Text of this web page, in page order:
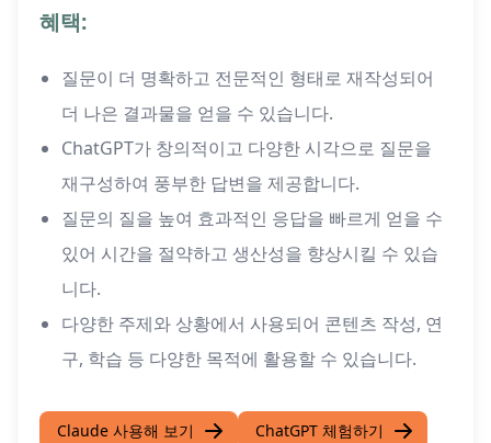
혜택:
질문이 더 명확하고 전문적인 형태로 재작성되어
더 나은 결과물을 얻을 수 있습니다.
ChatGPT가 창의적이고 다양한 시각으로 질문을
재구성하여 풍부한 답변을 제공합니다.
질문의 질을 높여 효과적인 응답을 빠르게 얻을 수
있어 시간을 절약하고 생산성을 향상시킬 수 있습
니다.
다양한 주제와 상황에서 사용되어 콘텐츠 작성, 연
구, 학습 등 다양한 목적에 활용할 수 있습니다.
Claude 사용해 보기 ChatGPT 체험하기